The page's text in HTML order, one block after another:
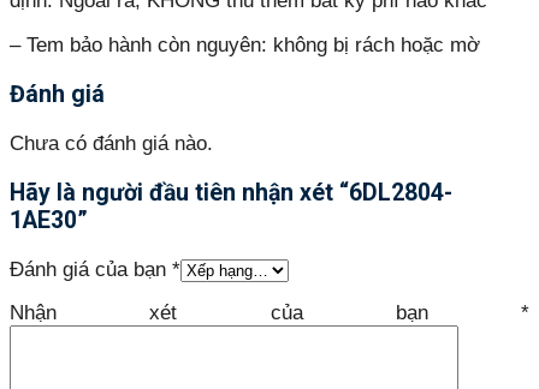
– Tem bảo hành còn nguyên: không bị rách hoặc mờ
Đánh giá
Chưa có đánh giá nào.
Hãy là người đầu tiên nhận xét “6DL2804-
1AE30”
Đánh giá của bạn *
Nhận xét của bạn *